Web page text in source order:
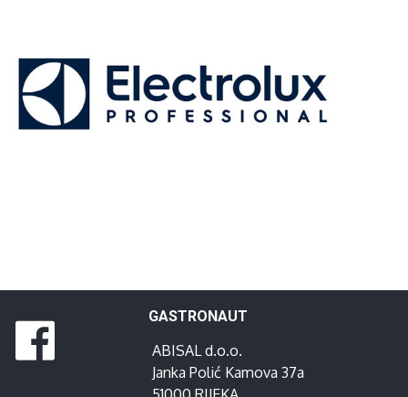
GASTRONAUT
ABISAL d.o.o.
Janka Polić Kamova 37a